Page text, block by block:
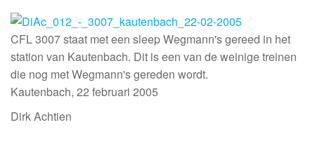
CFL 3007 staat met een sleep Wegmann's gereed in het
station van Kautenbach. Dit is een van de weinige treinen
die nog met Wegmann's gereden wordt.
Kautenbach, 22 februari 2005
Dirk Achtien